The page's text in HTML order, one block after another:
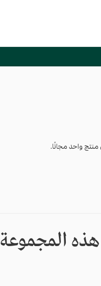
المجموعة